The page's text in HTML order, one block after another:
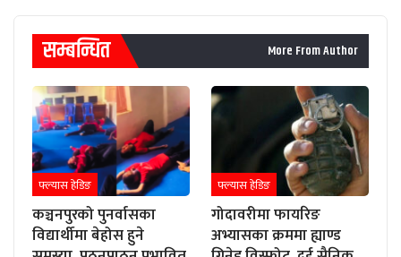
सम्बन्धित More From Author
फ्ल्यास हेडिङ
कञ्चनपुरको पुनर्वासका
विद्यार्थीमा बेहोस हुने
फ्ल्यास हेडिङ
गोदावरीमा फायरिङ
अभ्यासका क्रममा ह्याण्ड